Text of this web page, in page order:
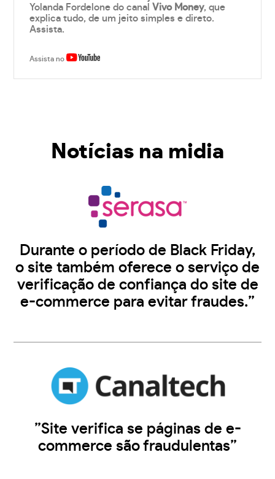
Yolanda Fordelone do canalVivo Money, que
explica tudo, de um jeito simples e direto.
Assista.
Assista no
Notícias na midia
Durante o período de Black Friday,
o site também oferece o serviço de
verificação de confiança do site de
e-commerce para evitar fraudes.”
”Site verifica se páginas de e-
commerce são fraudulentas”